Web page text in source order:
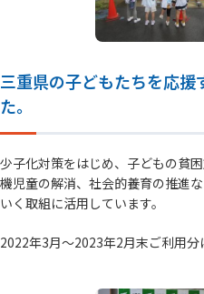
三重県の子どもたちを応援
た。
少子化対策をはじめ、子どもの貧
機児童の解消、社会的養育の推進
いく取組に活用しています。
2022年3月～2023年2月末ご利用分